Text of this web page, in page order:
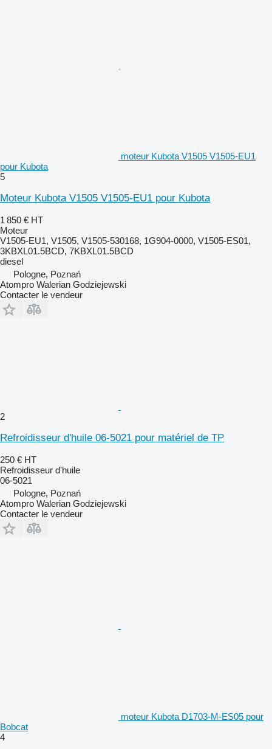
moteur Kubota V1505 V1505-EU1
pour Kubota
5
Moteur Kubota V1505 V1505-EU1 pour Kubota
1 850 € HT
Moteur
V1505-EU1, V1505, V1505-530168, 1G904-0000, V1505-ES01,
3KBXL01.5BCD, 7KBXL01.5BCD
diesel
Pologne, Poznań
Atompro Walerian Godziejewski
Contacter le vendeur
2
Refroidisseur d'huile 06-5021 pour matériel de TP
250 € HT
Refroidisseur d'huile
06-5021
Pologne, Poznań
Atompro Walerian Godziejewski
Contacter le vendeur
moteur Kubota D1703-M-ES05 pour
Bobcat
4